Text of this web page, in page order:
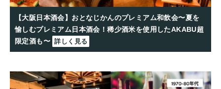
【大阪日本酒会】おとなじかんのプレミアム和飲会〜夏を
愉しむプレミアム日本酒会！稀少酒米を使用したAKABU超
限定酒も〜 詳しく見る